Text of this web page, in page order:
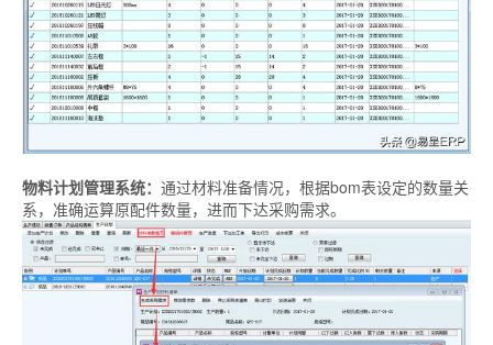
物料计划管理系统： 通过材料准备情况，根据bom表设定的数量关
系，准确运算原配件数量，进而下达采购需求。